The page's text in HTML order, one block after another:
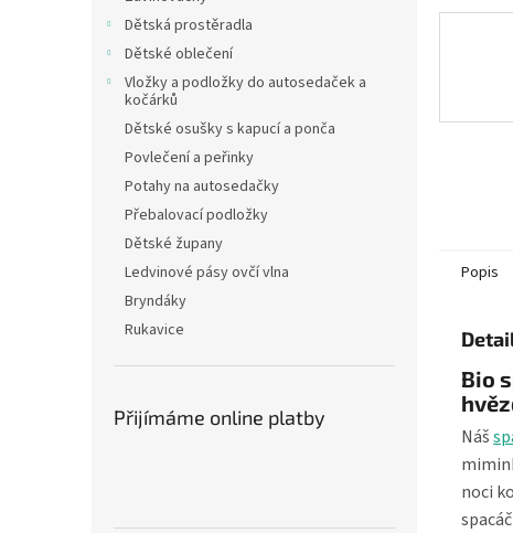
Dětská prostěradla
Dětské oblečení
Vložky a podložky do autosedaček a
kočárků
Dětské osušky s kapucí a ponča
Povlečení a peřinky
Potahy na autosedačky
Přebalovací podložky
Dětské župany
Ledvinové pásy ovčí vlna
Bryndáky
Rukavice
Přijímáme online platby
Popis
Bio
Náš
noci